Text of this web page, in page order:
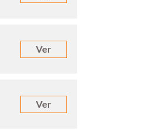
Ver
Ver